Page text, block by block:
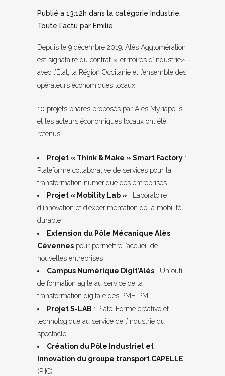
Publié à 13:12h dans la catégorie Industrie,
Toute l'actu par Emilie
Depuis le 9 décembre 2019, Alès Agglomération
est signataire du contrat «Territoires d’Industrie»
avec l’État, la Région Occitanie et l’ensemble des
opérateurs économiques locaux.
10 projets phares proposés par Alès Myriapolis
et les acteurs économiques locaux ont été
retenus :
Projet « Think & Make » Smart Factory :
Plateforme collaborative de services pour la
transformation numérique des entreprises
Projet « Mobility Lab » : Laboratoire
d’innovation et d’expérimentation de la mobilité
durable
Extension du Pôle Mécanique Alès
Cévennes pour permettre l’accueil de
nouvelles entreprises
Campus Numérique Digit’Alès : Un outil
de formation agile au service de la
transformation digitale des PME-PMI
Projet S-LAB : Plate-Forme créative et
technologique au service de l’industrie du
spectacle
Création du Pôle Industriel et
Innovation du groupe transport CAPELLE
(PIIC)